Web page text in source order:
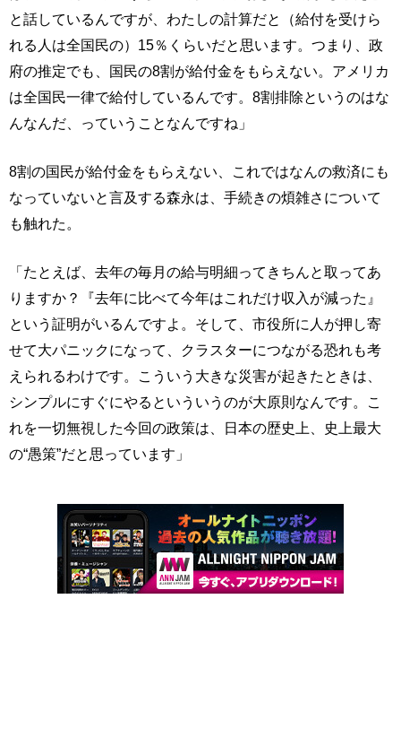
と話しているんですが、わたしの計算だと（給付を受けら
れる人は全国民の）15％くらいだと思います。つまり、政
府の推定でも、国民の8割が給付金をもらえない。アメリカ
は全国民一律で給付しているんです。8割排除というのはな
んなんだ、っていうことなんですね」
8割の国民が給付金をもらえない、これではなんの救済にも
なっていないと言及する森永は、手続きの煩雑さについて
も触れた。
「たとえば、去年の毎月の給与明細ってきちんと取ってあ
りますか？『去年に比べて今年はこれだけ収入が減った』
という証明がいるんですよ。そして、市役所に人が押し寄
せて大パニックになって、クラスターにつながる恐れも考
えられるわけです。こういう大きな災害が起きたときは、
シンプルにすぐにやるといういうのが大原則なんです。こ
れを一切無視した今回の政策は、日本の歴史上、史上最大
の“愚策”だと思っています」